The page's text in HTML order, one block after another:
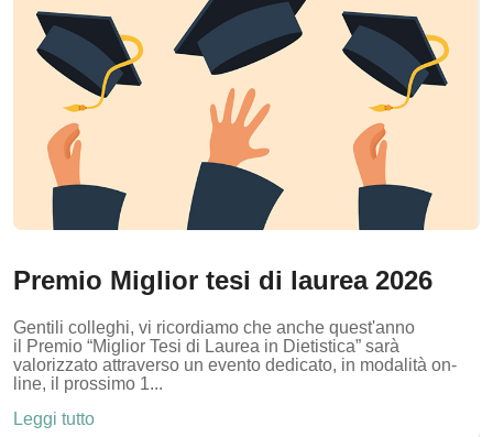
Premio Miglior tesi di laurea 2026
Gentili colleghi, vi ricordiamo che anche quest'anno
il Premio “Miglior Tesi di Laurea in Dietistica” sarà
valorizzato attraverso un evento dedicato, in modalità on-
line, il prossimo 1...
Leggi tutto